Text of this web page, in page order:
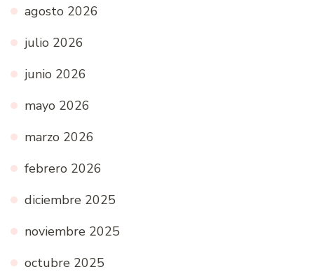
agosto 2026
julio 2026
junio 2026
mayo 2026
marzo 2026
febrero 2026
diciembre 2025
noviembre 2025
octubre 2025